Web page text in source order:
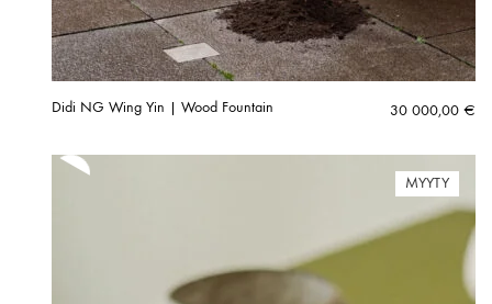
Didi NG Wing Yin | Wood Fountain 30 000,00 €
MYYTY